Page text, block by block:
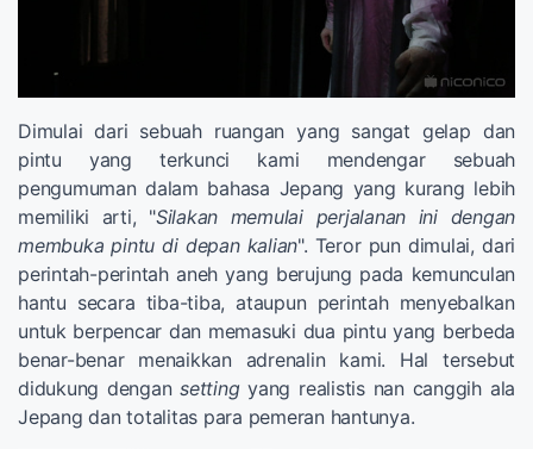
Dimulai dari sebuah ruangan yang sangat gelap dan
pintu yang terkunci kami mendengar sebuah
pengumuman dalam bahasa Jepang yang kurang lebih
memiliki arti, "Silakan memulai perjalanan ini dengan
membuka pintu di depan kalian". Teror pun dimulai, dari
perintah-perintah aneh yang berujung pada kemunculan
hantu secara tiba-tiba, ataupun perintah menyebalkan
untuk berpencar dan memasuki dua pintu yang berbeda
benar-benar menaikkan adrenalin kami. Hal tersebut
didukung dengansettingyang realistis nan canggih ala
Jepang dan totalitas para pemeran hantunya.